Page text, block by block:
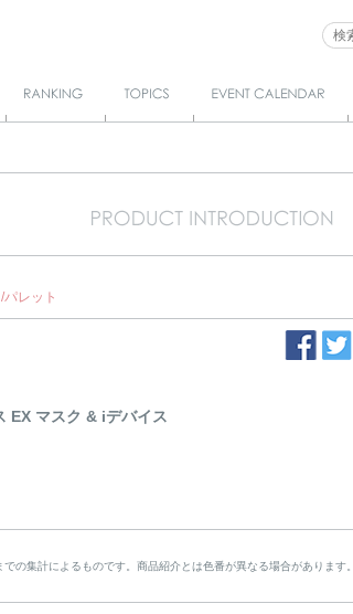
レット
EX マスク & iデバイス
の集計によるものです。商品紹介とは色番が異なる場合があります。